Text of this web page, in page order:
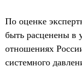
По оценке
быть расценены в
отношениях
системного